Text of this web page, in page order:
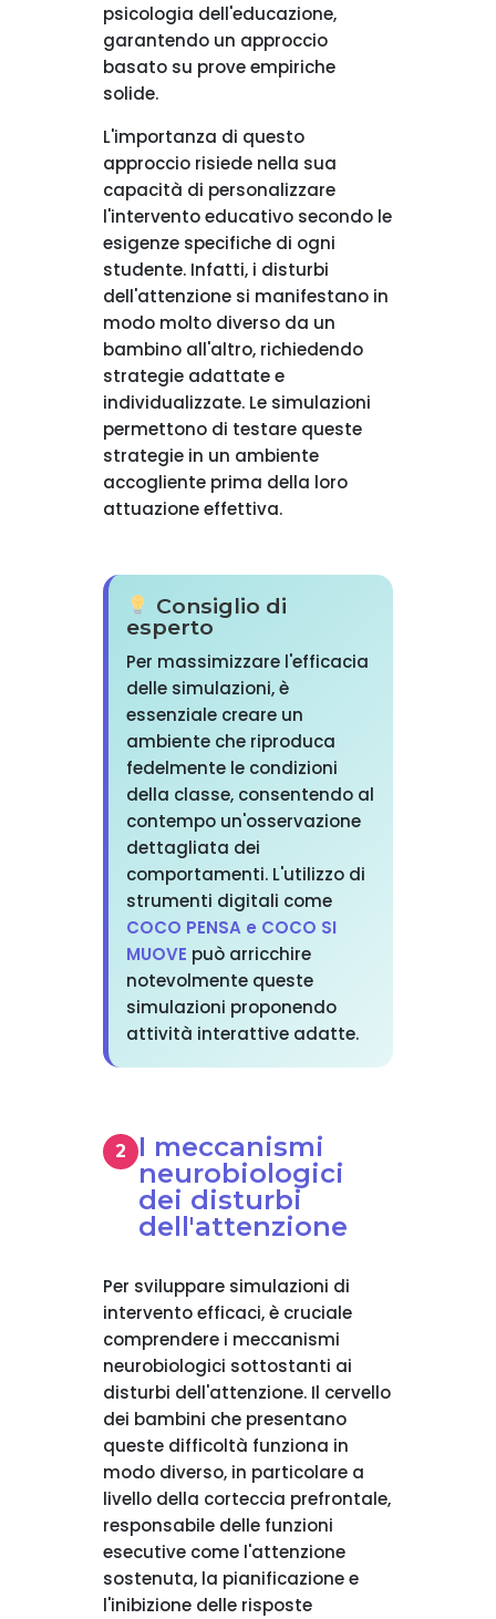
psicologia dell'educazione,
garantendo un approccio
basato su prove empiriche
solide.
L'importanza di questo
approccio risiede nella sua
capacità di personalizzare
l'intervento educativo secondo le
esigenze specifiche di ogni
studente. Infatti, i disturbi
dell'attenzione si manifestano in
modo molto diverso da un
bambino all'altro, richiedendo
strategie adattate e
individualizzate. Le simulazioni
permettono di testare queste
strategie in un ambiente
accogliente prima della loro
attuazione effettiva.
Consiglio di
esperto
Per massimizzare l'efficacia
delle simulazioni, è
essenziale creare un
ambiente che riproduca
fedelmente le condizioni
della classe, consentendo al
contempo un'osservazione
dettagliata dei
comportamenti. L'utilizzo di
strumenti digitali come
COCO PENSA e COCO SI
MUOVE può arricchire
notevolmente queste
simulazioni proponendo
attività interattive adatte.
I meccanismi
neurobiologici
dei disturbi
dell'attenzione
Per sviluppare simulazioni di
intervento efficaci, è cruciale
comprendere i meccanismi
neurobiologici sottostanti ai
disturbi dell'attenzione. Il cervello
dei bambini che presentano
queste difficoltà funziona in
modo diverso, in particolare a
livello della corteccia prefrontale,
responsabile delle funzioni
esecutive come l'attenzione
sostenuta, la pianificazione e
l'inibizione delle risposte